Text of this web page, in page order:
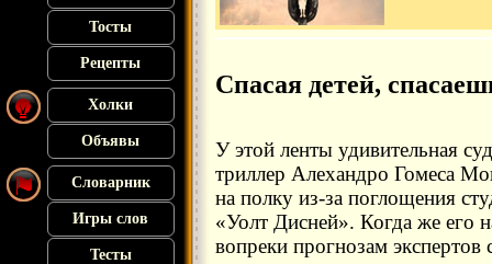
Тосты
Рецепты
Холки
Объявы
Словарник
Игры слов
Тесты
Спасая детей,
У этой ленты удивительная
триллер Алехандро Гомеса
на полку из-за поглощения
«Уолт Дисней». Когда же его
вопреки прогнозам